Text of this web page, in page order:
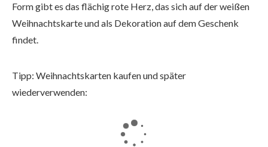
Form gibt es das flächig rote Herz, das sich auf der weißen
Weihnachtskarte und als Dekoration auf dem Geschenk
findet.
Tipp: Weihnachtskarten kaufen und später
wiederverwenden: